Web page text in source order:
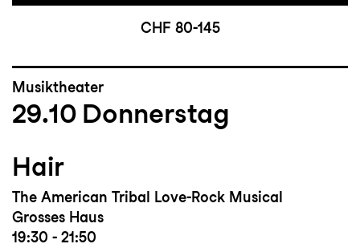
CHF 80-145
Musiktheater
29.10 Donnerstag
Hair
The American Tribal Love-Rock Musical
Grosses Haus
19:30 - 21:50